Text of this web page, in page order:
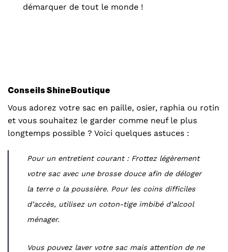
démarquer de tout le monde !
Conseils ShineBoutique
Vous adorez votre sac en paille, osier, raphia ou rotin
et vous souhaitez le garder comme neuf le plus
longtemps possible ? Voici quelques astuces :
Pour un entretient courant : Frottez légèrement
votre sac avec une brosse douce afin de déloger
la terre o la poussière. Pour les coins difficiles
d’accès, utilisez un coton-tige imbibé d’alcool
ménager.
Vous pouvez laver votre sac mais attention de ne